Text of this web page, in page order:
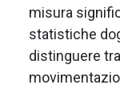
misura
statistiche
distinguere